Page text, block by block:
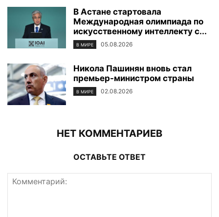
В Астане стартовала
Международная олимпиада по
искусственному интеллекту с...
В МИРЕ 05.08.2026
Никола Пашинян вновь стал
премьер-министром страны
В МИРЕ 02.08.2026
НЕТ КОММЕНТАРИЕВ
ОСТАВЬТЕ ОТВЕТ